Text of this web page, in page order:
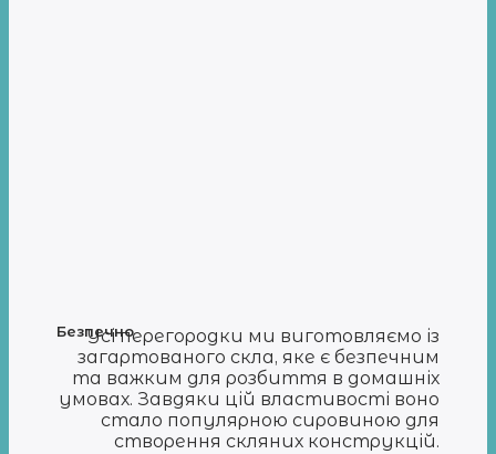
Безпечно
Усі перегородки ми виготовляємо із
загартованого скла, яке є безпечним
та важким для розбиття в домашніх
умовах. Завдяки цій властивості воно
стало популярною сировиною для
створення скляних конструкцій.